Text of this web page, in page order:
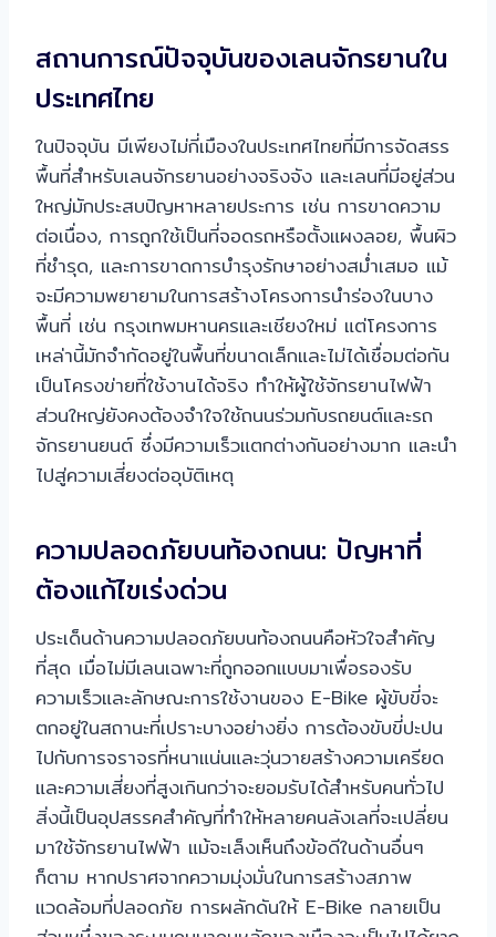
สถานการณ์ปัจจุบันของเลนจักรยานใน
ประเทศไทย
ในปัจจุบัน มีเพียงไม่กี่เมืองในประเทศไทยที่มีการจัดสรร
พื้นที่สำหรับเลนจักรยานอย่างจริงจัง และเลนที่มีอยู่ส่วน
ใหญ่มักประสบปัญหาหลายประการ เช่น การขาดความ
ต่อเนื่อง, การถูกใช้เป็นที่จอดรถหรือตั้งแผงลอย, พื้นผิว
ที่ชำรุด, และการขาดการบำรุงรักษาอย่างสม่ำเสมอ แม้
จะมีความพยายามในการสร้างโครงการนำร่องในบาง
พื้นที่ เช่น กรุงเทพมหานครและเชียงใหม่ แต่โครงการ
เหล่านี้มักจำกัดอยู่ในพื้นที่ขนาดเล็กและไม่ได้เชื่อมต่อกัน
เป็นโครงข่ายที่ใช้งานได้จริง ทำให้ผู้ใช้จักรยานไฟฟ้า
ส่วนใหญ่ยังคงต้องจำใจใช้ถนนร่วมกับรถยนต์และรถ
จักรยานยนต์ ซึ่งมีความเร็วแตกต่างกันอย่างมาก และนำ
ไปสู่ความเสี่ยงต่ออุบัติเหตุ
ความปลอดภัยบนท้องถนน: ปัญหาที่
ต้องแก้ไขเร่งด่วน
ประเด็นด้านความปลอดภัยบนท้องถนนคือหัวใจสำคัญ
ที่สุด เมื่อไม่มีเลนเฉพาะที่ถูกออกแบบมาเพื่อรองรับ
ความเร็วและลักษณะการใช้งานของ E-Bike ผู้ขับขี่จะ
ตกอยู่ในสถานะที่เปราะบางอย่างยิ่ง การต้องขับขี่ปะปน
ไปกับการจราจรที่หนาแน่นและวุ่นวายสร้างความเครียด
และความเสี่ยงที่สูงเกินกว่าจะยอมรับได้สำหรับคนทั่วไป
สิ่งนี้เป็นอุปสรรคสำคัญที่ทำให้หลายคนลังเลที่จะเปลี่ยน
มาใช้จักรยานไฟฟ้า แม้จะเล็งเห็นถึงข้อดีในด้านอื่นๆ
ก็ตาม หากปราศจากความมุ่งมั่นในการสร้างสภาพ
แวดล้อมที่ปลอดภัย การผลักดันให้ E-Bike กลายเป็น